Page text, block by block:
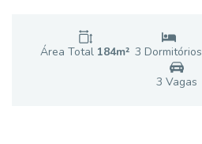
Área Total 184m² 3 Dormitórios
3 Vagas